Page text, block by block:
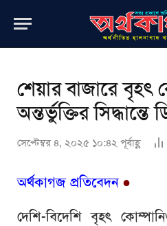
শেয়ার বাজারে বৃহৎ
অন্তর্ভুক্তির সিদ্ধান্তে
সেপ্টেম্বর ৪, ২০২৫ ১০:৪২ পূর্বাহ্ণ
অর্থকাগজ প্রতিবেদন ●
দেশি-বিদেশি বৃহৎ